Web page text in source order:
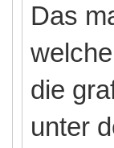
Das
die
unter